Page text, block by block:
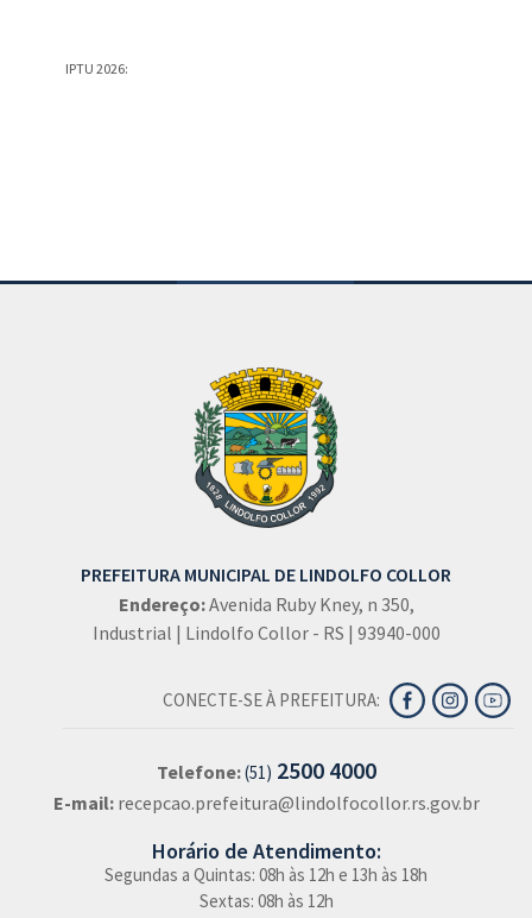
IPTU 2026:
PREFEITURA MUNICIPAL DE LINDOLFO COLLOR
Endereço:Avenida Ruby Kney, n 350,
Industrial | Lindolfo Collor - RS | 93940-000
CONECTE-SE À PREFEITURA:
Telefone:(51) 2500 4000
E-mail: recepcao.prefeitura@lindolfocollor.rs.gov.br
Horário de Atendimento:
Segundas a Quintas: 08h às 12h e 13h às 18h
Sextas: 08h às 12h